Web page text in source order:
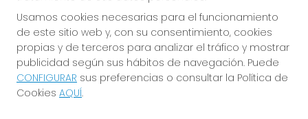
Imagen anterior
EL DRAC VERMELL DE LA SORT
¿Quiénes somos?
Comprar lotería
Usamos cookies necesarias para el funcionamiento
de este sitio web y, con su consentimiento, cookies
propias y de terceros para analizar el tráfico y mostrar
publicidad según sus hábitos de navegación. Puede
CONFIGURAR sus preferencias o consultar la Política de
Cookies AQUÍ.